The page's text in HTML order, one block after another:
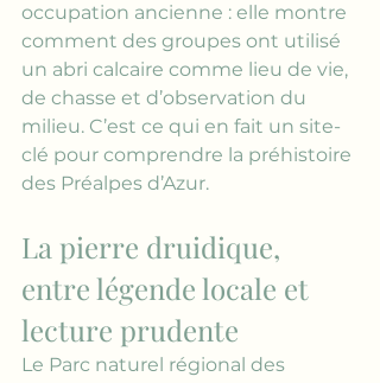
occupation ancienne : elle montre
comment des groupes ont utilisé
un abri calcaire comme lieu de vie,
de chasse et d’observation du
milieu. C’est ce qui en fait un site-
clé pour comprendre la préhistoire
des Préalpes d’Azur.
La pierre druidique,
entre légende locale et
lecture prudente
Le Parc naturel régional des